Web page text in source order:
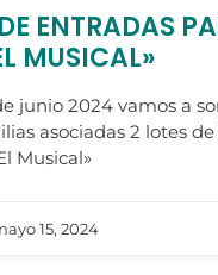
ENTRADAS
MUSICAL»
junio 2024 vamos a
asociadas 2 lotes
Musical»
15, 2024